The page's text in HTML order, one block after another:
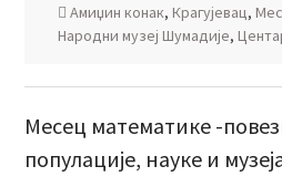
Амиџин конак, Крагујевац,
Народни музеј Шумадије,
Месец математике -
популације, науке и